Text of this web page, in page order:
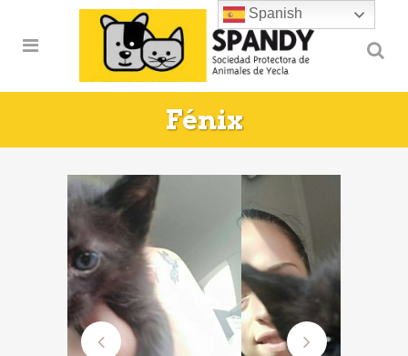
Fénix
Spanish